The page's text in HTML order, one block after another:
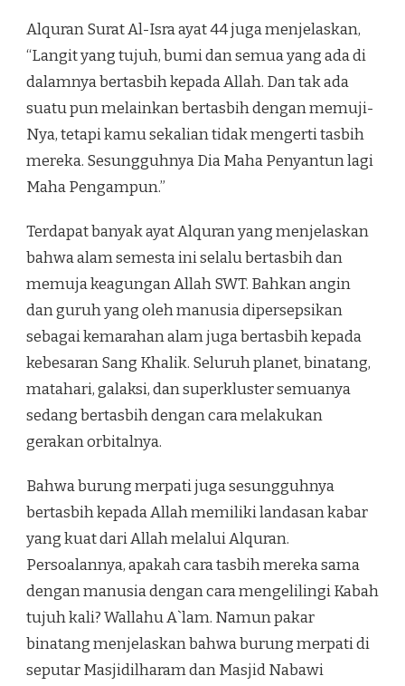
Alquran Surat Al-Isra ayat 44 juga menjelaskan,
“Langit yang tujuh, bumi dan semua yang ada di
dalamnya bertasbih kepada Allah. Dan tak ada
suatu pun melainkan bertasbih dengan memuji-
Nya, tetapi kamu sekalian tidak mengerti tasbih
mereka. Sesungguhnya Dia Maha Penyantun lagi
Maha Pengampun.”
Terdapat banyak ayat Alquran yang menjelaskan
bahwa alam semesta ini selalu bertasbih dan
memuja keagungan Allah SWT. Bahkan angin
dan guruh yang oleh manusia dipersepsikan
sebagai kemarahan alam juga bertasbih kepada
kebesaran Sang Khalik. Seluruh planet, binatang,
matahari, galaksi, dan superkluster semuanya
sedang bertasbih dengan cara melakukan
gerakan orbitalnya.
Bahwa burung merpati juga sesungguhnya
bertasbih kepada Allah memiliki landasan kabar
yang kuat dari Allah melalui Alquran.
Persoalannya, apakah cara tasbih mereka sama
dengan manusia dengan cara mengelilingi Kabah
tujuh kali? Wallahu A`lam. Namun pakar
binatang menjelaskan bahwa burung merpati di
seputar Masjidilharam dan Masjid Nabawi